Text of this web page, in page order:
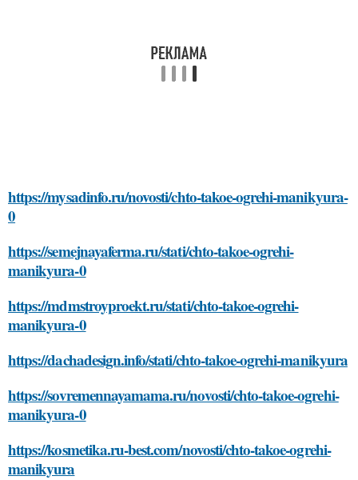
https://mysadinfo.ru/novosti/chto-takoe-ogrehi-manikyura-
0
https://semejnayaferma.ru/stati/chto-takoe-ogrehi-
manikyura-0
https://mdmstroyproekt.ru/stati/chto-takoe-ogrehi-
manikyura-0
https://dachadesign.info/stati/chto-takoe-ogrehi-manikyura
https://sovremennayamama.ru/novosti/chto-takoe-ogrehi-
manikyura-0
https://kosmetika.ru-best.com/novosti/chto-takoe-ogrehi-
manikyura